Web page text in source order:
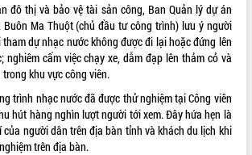
đô thị và bảo vệ tài sản công, Ban Quản lý dự án
Buôn Ma Thuột (chủ đầu tư công trình) lưu ý người
dự nhạc nước không được đi lại hoặc đứng lên
nghiêm cấm việc chạy xe, dẫm đạp lên thảm cỏ và
khu vực công viên.
trình nhạc nước đã được thử nghiệm tại Công viên
hút hàng nghìn lượt người tới xem. Đây hứa hẹn là
của người dân trên địa bàn tỉnh và khách du lịch khi
trên địa bàn.